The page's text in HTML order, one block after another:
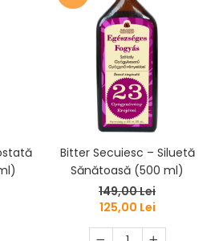
Bitter Secuiesc – Siluetă
Sănătoasă (500 ml)
149,00 Lei
125,00 Lei